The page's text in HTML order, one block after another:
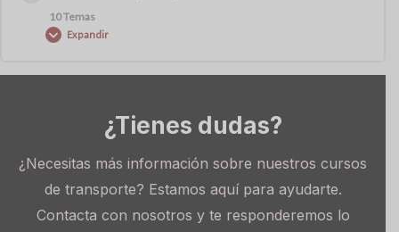
10 Temas
Expandir
0% COMPLETADO 0/10 pasos
Clase adicional 1. Casos prácticos Requisitos acceso 2021
¿Tienes dudas?
¿Necesitas más información sobre nuestros cursos
de transporte? Estamos aquí para ayudarte.
Contacta con nosotros y te responderemos lo